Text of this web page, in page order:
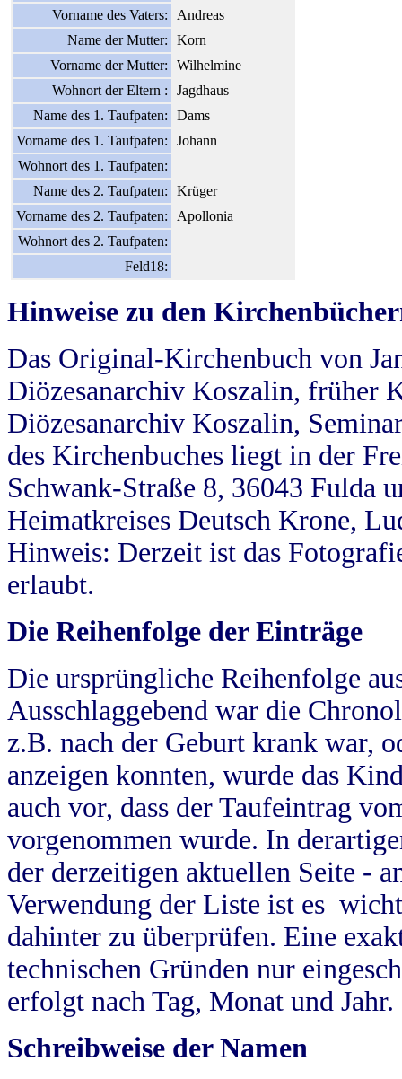
Vorname des Vaters:
Andreas
Name der Mutter:
Korn
Vorname der Mutter:
Wilhelmine
Wohnort der Eltern :
Jagdhaus
Name des 1. Taufpaten:
Dams
Vorname des 1. Taufpaten:
Johann
Wohnort des 1. Taufpaten:
Name des 2. Taufpaten:
Krüger
Vorname des 2. Taufpaten:
Apollonia
Wohnort des 2. Taufpaten:
Feld18:
Hinweise zu den
Das Original-Kirchenbuch von
Diözesanarchiv Koszalin, früher
Diözesanarchiv Koszalin,
des Kirchenbuches liegt in der
Schwank-Straße 8, 36043 Fulda
Heimatkreises Deutsch Krone,
Hinweis: Derzeit ist das
erlaubt.
Die Reihenfolge der Einträge
Die ursprüngliche Reihenfolge
Ausschlaggebend war die
z.B. nach der Geburt krank war,
anzeigen konnten, wurde das
auch vor, dass der Taufeintrag
vorgenommen wurde. In
der derzeitigen aktuellen Seite -
Verwendung der Liste ist es
dahinter zu überprüfen. Eine
technischen Gründen nur
erfolgt nach Tag, Monat und Jahr.
Schreibweise der Namen